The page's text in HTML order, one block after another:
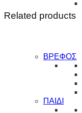
ΒΡΕΦΟΣ
ΠΑΙΔΙ
Related products